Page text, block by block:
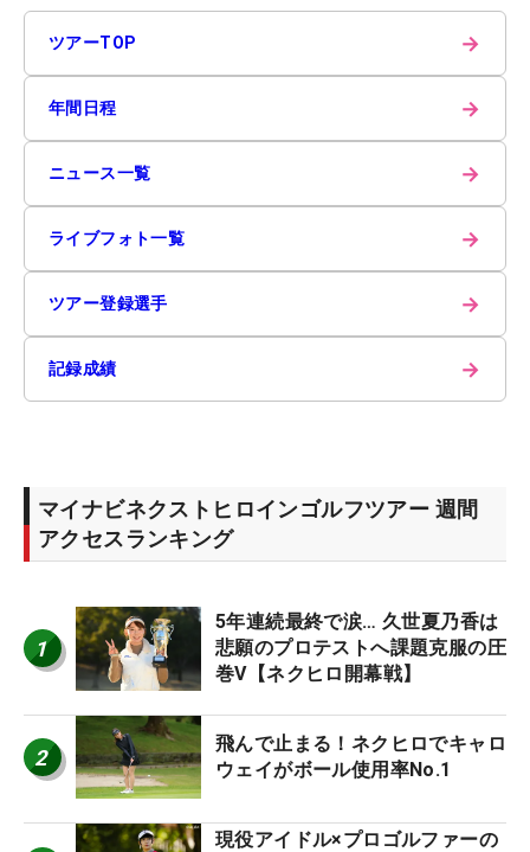
ツアーTOP →
年間日程 →
ニュース一覧 →
ライブフォト一覧 →
ツアー登録選手 →
記録成績 →
マイナビネクストヒロインゴルフツアー 週間
アクセスランキング
1
5年連続最終で涙… 久世夏乃香は
悲願のプロテストへ課題克服の圧
巻V【ネクヒロ開幕戦】
2
飛んで止まる！ネクヒロでキャロ
ウェイがボール使用率No.1
現役アイドル×プロゴルファーの